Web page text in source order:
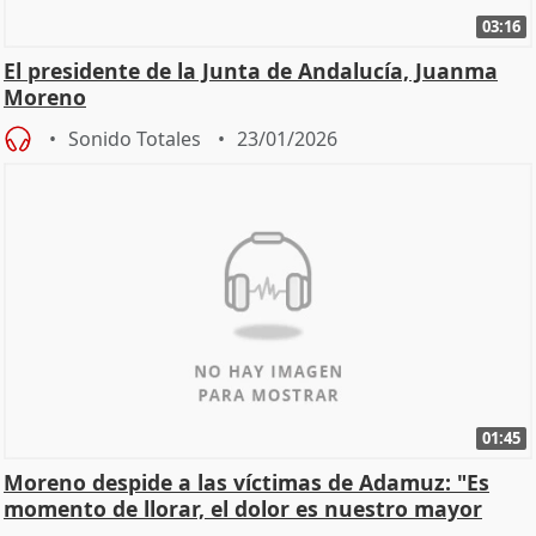
03:16
El presidente de la Junta de Andalucía, Juanma
Moreno
Sonido Totales 23/01/2026
01:45
Moreno despide a las víctimas de Adamuz: "Es
momento de llorar, el dolor es nuestro mayor